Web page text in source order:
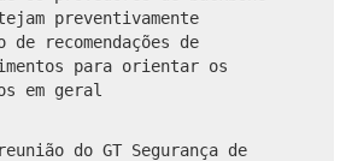
preventivamente
de recomendações de
para orientar os
em geral
do GT Segurança de